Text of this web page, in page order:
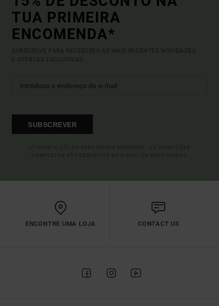
TUA PRIMEIRA
ENCOMENDA*
SUBSCREVE PARA RECEBERES AS MAIS RECENTES NOVIDADES
E OFERTAS EXCLUSIVAS.
SUBSCREVER
ENCONTRE UMA LOJA CONTACT US